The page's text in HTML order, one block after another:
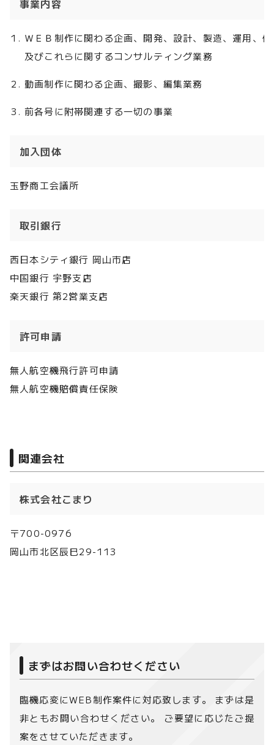
事業内容
ＷＥＢ制作に関わる企画、開発、設計、製造、運用、
及びこれらに関するコンサルティング業務
動画制作に関わる企画、撮影、編集業務
前各号に附帯関連する一切の事業
加入団体
玉野商工会議所
取引銀行
西日本シティ銀行 岡山市店
中国銀行 宇野支店
楽天銀行 第2営業支店
許可申請
無人航空機飛行許可申請
無人航空機賠償責任保険
関連会社
株式会社こまり
〒700-0976
岡山市北区辰巳29-113
まずはお問い合わせください
臨機応変にWEB制作案件に対応致します。 まずは是
非ともお問い合わせください。 ご要望に応じたご提
案をさせていただきます。